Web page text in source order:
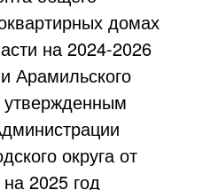
домах
на2024-2026
Арамильского
утвержденным
округа от
2025 год